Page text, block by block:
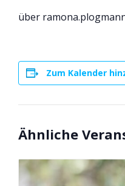
über
Zum Kalender
Ähnliche